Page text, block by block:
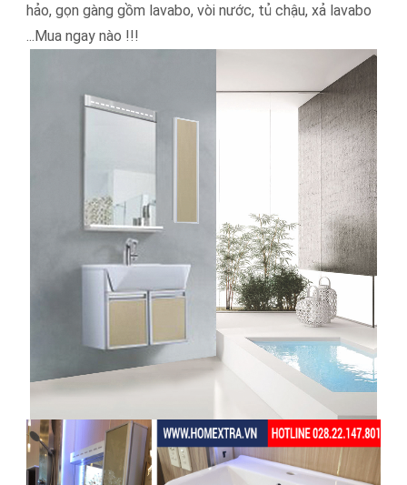
hảo, gọn gàng gồm lavabo, vòi nước, tủ chậu, xả lavabo
...Mua ngay nào !!!